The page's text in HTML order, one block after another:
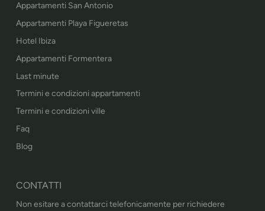
Appartamenti San Antonio
Appartamenti Playa Figueretas
Hotel Ibiza
Appartamenti Formentera
Last minute
Termini e condizioni appartamenti
Termini e condizioni ville
Faq
Blog
CONTATTI
Non esitare a contattarci telefonicamente per richiedere